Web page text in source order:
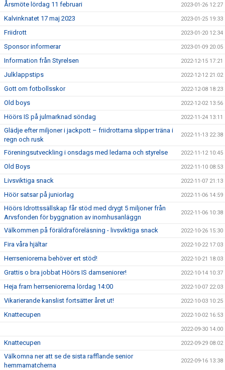
Årsmöte lördag 11 februari 2023-01-26 12:27
Kalvinknatet 17 maj 2023 2023-01-25 19:33
Friidrott 2023-01-20 12:34
Sponsor informerar 2023-01-09 20:05
Information från Styrelsen 2022-12-15 17:21
Julklappstips 2022-12-12 21:02
Gott om fotbollsskor 2022-12-08 18:23
Old boys 2022-12-02 13:56
Höörs IS på julmarknad söndag 2022-11-24 13:11
Glädje efter miljoner i jackpott – friidrottarna slipper träna i
regn och rusk
2022-11-13 22:38
Föreningsutveckling i onsdags med ledarna och styrelse 2022-11-12 10:45
Old Boys 2022-11-10 08:53
Livsviktiga snack 2022-11-07 21:13
Höör satsar på juniorlag 2022-11-06 14:59
Höörs Idrottssällskap får stöd med drygt 5 miljoner från
Arvsfonden för byggnation av inomhusanläggn
2022-11-06 10:38
Välkommen på föräldraföreläsning - livsviktiga snack 2022-10-26 15:30
Fira våra hjältar 2022-10-22 17:03
Herrseniorerna behöver ert stöd! 2022-10-21 18:03
Grattis o bra jobbat Höörs IS damseniorer! 2022-10-14 10:37
Heja fram herrseniorerna lördag 14:00 2022-10-07 22:03
Vikarierande kanslist fortsätter året ut! 2022-10-03 10:25
Knattecupen 2022-10-02 16:53
2022-09-30 14:00
Knattecupen 2022-09-29 08:02
Välkomna ner att se de sista rafflande senior
hemmamatcherna
2022-09-16 13:38